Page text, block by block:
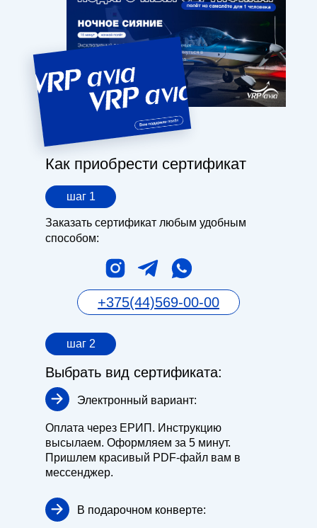
шаг 1
шаг 2
Оплата через ЕРИП. Инструкцию
высылаем. Оформляем за 5 минут.
Пришлем красивый PDF-файл вам в
мессенджер.
Заказать сертификат любым удобным
способом:
Как приобрести сертификат
+375(44)569-00-00
Выбрать вид сертификата:
Электронный вариант:
В подарочном конверте: